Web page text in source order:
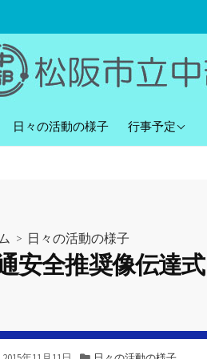
日々の活動の様子 行事予定
直近の行事予定
> 日々の活動の様子
安全推奨像伝達式
公
カ